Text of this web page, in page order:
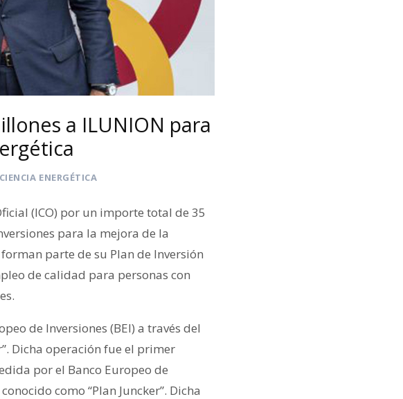
a ILUNION para
ENERGÉTICA
(ICO) por un importe total de 35
para la mejora de la
parte de su Plan de Inversión
de calidad para personas con
de Inversiones (BEI) a través del
Dicha operación fue el primer
por el Banco Europeo de
como “Plan Juncker”. Dicha